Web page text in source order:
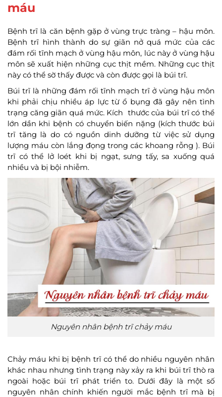
máu
Bệnh trĩ là căn bệnh gặp ở vùng trực tràng – hậu môn.
Bệnh trĩ hình thành do sự giãn nở quá mức của các
đám rối tĩnh mạch ở vùng hậu môn, lúc này ở vùng hậu
môn sẽ xuất hiện những cục thịt mềm. Những cục thịt
này có thể sờ thấy được và còn được gọi là búi trĩ.
Búi trĩ là những đám rối tĩnh mạch trĩ ở vùng hậu môn
khi phải chịu nhiều áp lực từ ổ bụng đã gây nên tình
trạng căng giãn quá mức. Kích thước của búi trĩ có thể
lớn dần khi bệnh có chuyển biến nặng (kích thước búi
trĩ tăng là do có nguồn dinh dưỡng từ việc sử dụng
lượng máu còn lắng đọng trong các khoang rỗng ). Búi
trĩ có thể lở loét khi bị ngạt, sưng tấy, sa xuống quá
nhiều và bị bội nhiễm.
Nguyên nhân bệnh trĩ chảy máu
Chảy máu khi bị bệnh trĩ có thể do nhiều nguyên nhân
khác nhau nhưng tình trạng này xảy ra khi búi trĩ thò ra
ngoài hoặc búi trĩ phát triển to. Dưới đây là một số
nguyên nhân chính khiến người mắc bệnh trĩ mà bị